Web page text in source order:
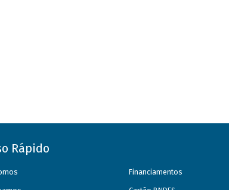
Rápido
Financiamentos